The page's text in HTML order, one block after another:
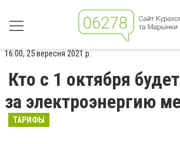
16:00, 25 вересня 2021 р.
Кто с 1 октября
за электроэнергию
ТАРИФЫ